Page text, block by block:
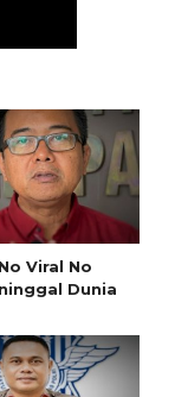
Viral No
Dunia